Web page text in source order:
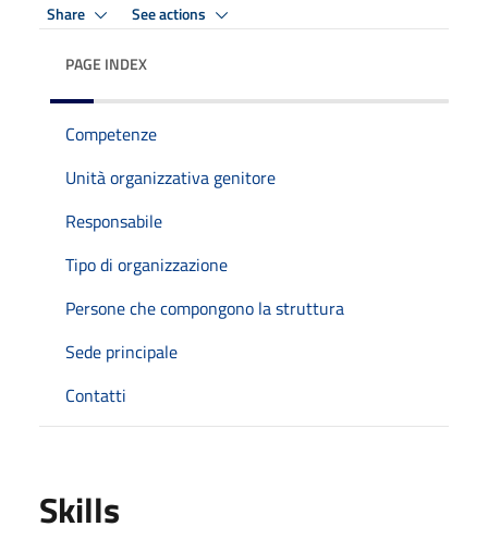
Share See actions
PAGE INDEX
Competenze
Unità organizzativa genitore
Responsabile
Tipo di organizzazione
Persone che compongono la struttura
Sede principale
Contatti
Skills